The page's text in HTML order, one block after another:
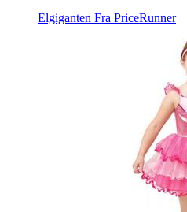
Elgiganten Fra PriceRunner